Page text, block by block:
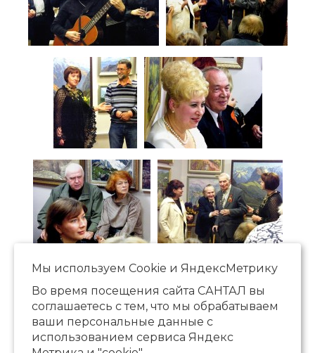
Мы используем Сookie и ЯндексМетрику
Во время посещения сайта САНТАЛ вы
соглашаетесь с тем, что мы обрабатываем
ваши персональные данные с
использованием сервиса Яндекс